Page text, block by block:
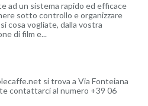
ad un sistema rapido ed efficace
sotto controllo e organizzare
cosa vogliate, dalla vostra
di film e...
si trova a Via Fonteiana
al numero +39 06